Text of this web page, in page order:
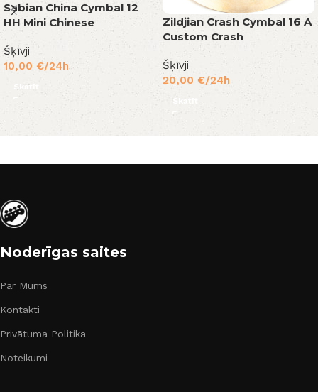
Sabian China Cymbal 12
HH Mini Chinese
Šķīvji
10,00 €/24h
Skatīt
Zildjian Crash Cymbal 16 A
Custom Crash
Šķīvji
20,00 €/24h
Skatīt
Noderīgas saites
Par Mums
Kontakti
Privātuma Politika
Noteikumi